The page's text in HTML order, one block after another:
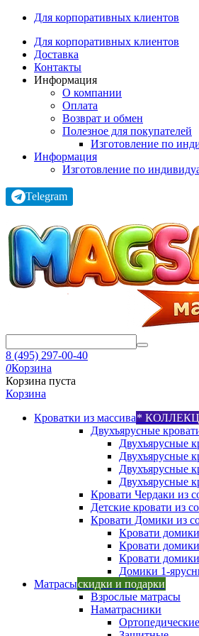
Для корпоративных клиентов
Для корпоративных клиентов
Доставка
Контакты
Информация
О компании
Оплата
Возврат и обмен
Полезное для покупателей
Изготовление по
Информация
Изготовление по
Telegram
8 (495) 297-00-40
0Корзина
Корзина пуста
Корзина
Кроватки из массива*
Двухъярусные
Двухъярусные
Двухъярусные
Двухъярусные
Двухъярусные
Кровати Чердаки из
Детские кровати из
Кровати Домики из
Кровати
Кровати
Кровати
Домики 1-
Матрасыскидки и подарки
Взрослые матрасы
Наматрасники